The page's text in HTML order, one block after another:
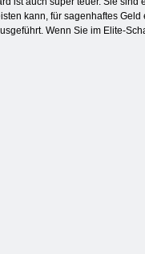
kann, für sagenhaftes
Wenn Sie im Elite-